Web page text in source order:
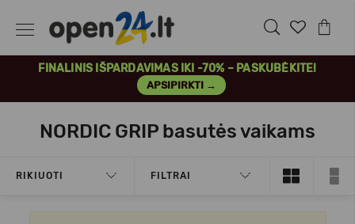
FINALINIS IŠPARDAVIMAS IKI -70% – PASKUBĖKITE!
APSIPIRKTI →
NORDIC GRIP basutės vaikams
RIKIUOTI FILTRAI